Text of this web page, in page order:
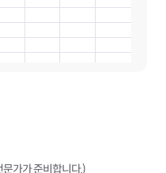
문가가 준비합니다.)